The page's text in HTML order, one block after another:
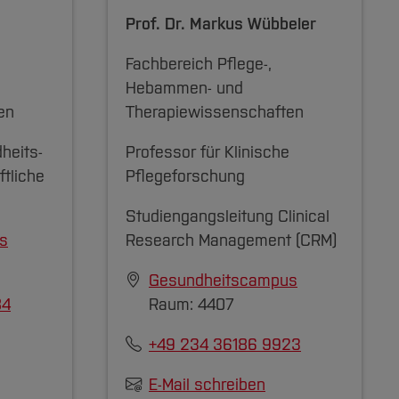
Prof. Dr. Markus Wübbeler
Fachbereich Pflege-,
Hebammen- und
Therapiewissenschaften
Professor für Klinische
Pflegeforschung
Studiengangsleitung Clinical
Research Management (CRM)
Gesundheitscampus
Raum: 4407
+49 234 36186 9923
E-Mail schreiben